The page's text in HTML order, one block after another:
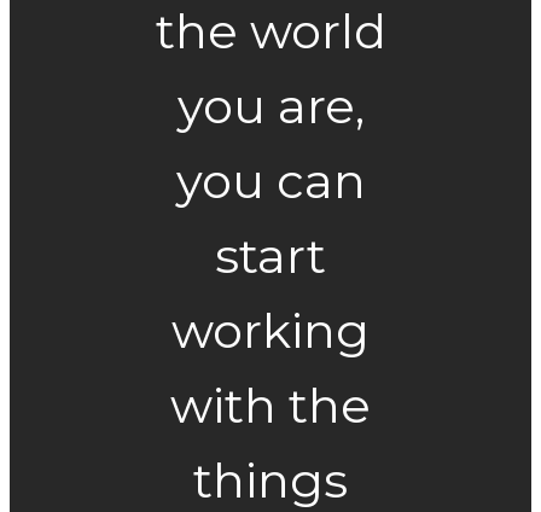
the world
you are,
you can
start
working
with the
things